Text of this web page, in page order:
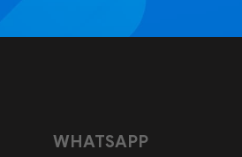
WHATSAPP